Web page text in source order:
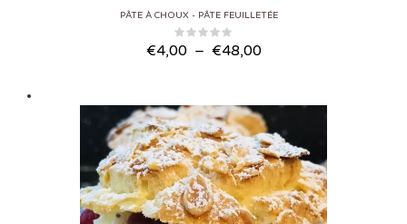
PÂTE À CHOUX PÂTE FEUILLETÉE
€4,00 – €48,00Plage de prix : €4,00 à €48,00